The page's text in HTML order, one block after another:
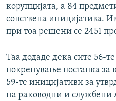
корупцијата, а 84
сопствена иницијатива.
при тоа решени се 2451
Таа додаде дека сите 56-
покренување постапка за
59-те иницијативи за
на раководни и службени